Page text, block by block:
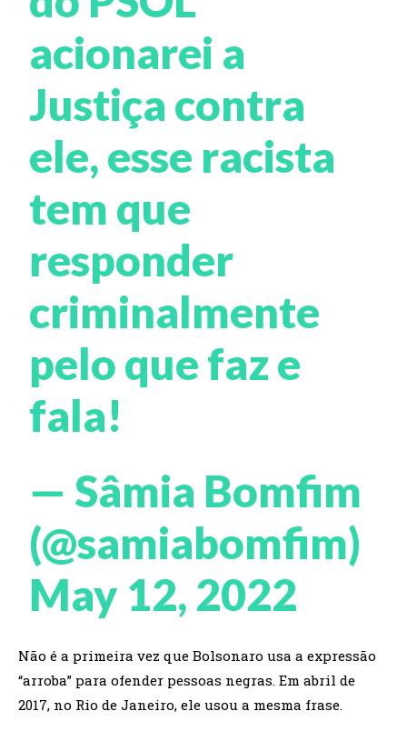
acionarei a
Justiça contra
ele, esse racista
tem que
responder
criminalmente
pelo que faz e
fala!
— Sâmia Bomfim
(@samiabomfim)
May 12, 2022
Não é a primeira vez que Bolsonaro usa a expressão
“arroba” para ofender pessoas negras. Em abril de
2017, no Rio de Janeiro, ele usou a mesma frase.